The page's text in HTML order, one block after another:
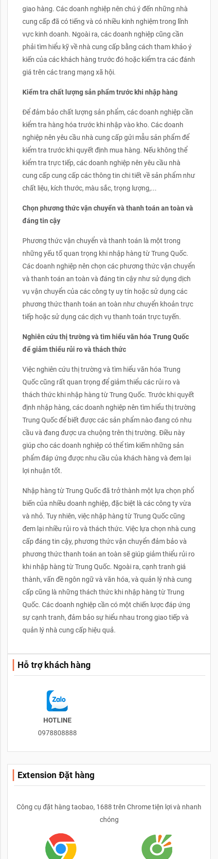
giao hàng. Các doanh nghiệp nên chú ý đến những nhà
cung cấp đã có tiếng và có nhiều kinh nghiệm trong lĩnh
vực kinh doanh. Ngoài ra, các doanh nghiệp cũng cần
phải tìm hiểu kỹ về nhà cung cấp bằng cách tham khảo ý
kiến của các khách hàng trước đó hoặc kiểm tra các đánh
giá trên các trang mạng xã hội.
Kiểm tra chất lượng sản phẩm trước khi nhập hàng
Để đảm bảo chất lượng sản phẩm, các doanh nghiệp cần
kiểm tra hàng hóa trước khi nhập vào kho. Các doanh
nghiệp nên yêu cầu nhà cung cấp gửi mẫu sản phẩm để
kiểm tra trước khi quyết định mua hàng. Nếu không thể
kiểm tra trực tiếp, các doanh nghiệp nên yêu cầu nhà
cung cấp cung cấp các thông tin chi tiết về sản phẩm như
chất liệu, kích thước, màu sắc, trọng lượng,...
Chọn phương thức vận chuyển và thanh toán an toàn và
đáng tin cậy
Phương thức vận chuyển và thanh toán là một trong
những yếu tố quan trọng khi nhập hàng từ Trung Quốc.
Các doanh nghiệp nên chọn các phương thức vận chuyển
và thanh toán an toàn và đáng tin cậy như sử dụng dịch
vụ vận chuyển của các công ty uy tín hoặc sử dụng các
phương thức thanh toán an toàn như chuyển khoản trực
tiếp hoặc sử dụng các dịch vụ thanh toán trực tuyến.
Nghiên cứu thị trường và tìm hiểu văn hóa Trung Quốc
để giảm thiểu rủi ro và thách thức
Việc nghiên cứu thị trường và tìm hiểu văn hóa Trung
Quốc cũng rất quan trọng để giảm thiểu các rủi ro và
thách thức khi nhập hàng từ Trung Quốc. Trước khi quyết
định nhập hàng, các doanh nghiệp nên tìm hiểu thị trường
Trung Quốc để biết được các sản phẩm nào đang có nhu
cầu và đang được ưa chuộng trên thị trường. Điều này
giúp cho các doanh nghiệp có thể tìm kiếm những sản
phẩm đáp ứng được nhu cầu của khách hàng và đem lại
lợi nhuận tốt.
Nhập hàng từ Trung Quốc đã trở thành một lựa chọn phổ
biến của nhiều doanh nghiệp, đặc biệt là các công ty vừa
và nhỏ. Tuy nhiên, việc nhập hàng từ Trung Quốc cũng
đem lại nhiều rủi ro và thách thức. Việc lựa chọn nhà cung
cấp đáng tin cậy, phương thức vận chuyển đảm bảo và
phương thức thanh toán an toàn sẽ giúp giảm thiểu rủi ro
khi nhập hàng từ Trung Quốc. Ngoài ra, cạnh tranh giá
thành, vấn đề ngôn ngữ và văn hóa, và quản lý nhà cung
cấp cũng là những thách thức khi nhập hàng từ Trung
Quốc. Các doanh nghiệp cần có một chiến lược đáp ứng
sự cạnh tranh, đảm bảo sự hiểu nhau trong giao tiếp và
quản lý nhà cung cấp hiệu quả.
Hỗ trợ khách hàng
HOTLINE
0978808888
Extension Đặt hàng
Công cụ đặt hàng taobao, 1688 trên Chrome tiện lợi và nhanh
chóng